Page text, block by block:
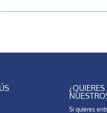
Si quieres